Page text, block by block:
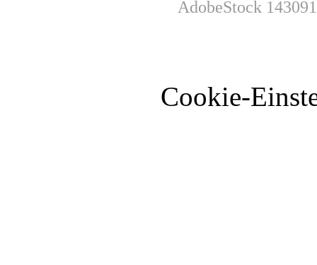
AdobeStock
Cookie-